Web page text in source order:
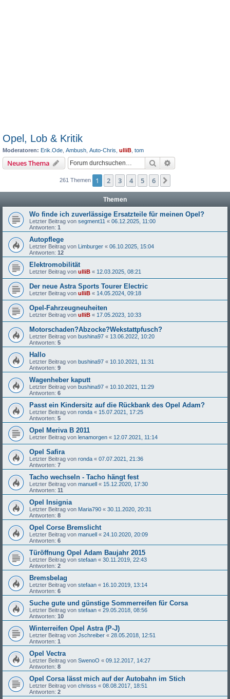
Opel, Lob & Kritik
Moderatoren: Erik.Ode Ambush Auto-Chris ulliB tom
Neues Thema Suche
261 Themen 1 2 3 4 5 6
Themen
Wo finde ich zuverlässige Ersatzteile für meinen Opel?
Letzter Beitrag von segment11 « 06.12.2025, 11:00
Antworten: 1
Autopflege
Letzter Beitrag von Limburger « 06.10.2025, 15:04
Antworten: 12
Elektromobilität
Letzter Beitrag von ulliB « 12.03.2025, 08:21
Der neue Astra Sports Tourer Electric
Letzter Beitrag von ulliB « 14.05.2024, 09:18
Opel-Fahrzeugneuheiten
Letzter Beitrag von ulliB « 17.05.2023, 10:33
Motorschaden?Abzocke?Wekstattpfusch?
Letzter Beitrag von bushina97 « 13.06.2022, 10:20
Antworten: 5
Hallo
Letzter Beitrag von bushina97 « 10.10.2021, 11:31
Antworten: 9
Wagenheber kaputt
Letzter Beitrag von bushina97 « 10.10.2021, 11:29
Antworten: 6
Passt ein Kindersitz auf die Rückbank des Opel Adam?
Letzter Beitrag von ronda « 15.07.2021, 17:25
Antworten: 5
Opel Meriva B 2011
Letzter Beitrag von lenamorgen « 12.07.2021, 11:14
Opel Safira
Letzter Beitrag von ronda « 07.07.2021, 21:36
Antworten: 7
Tacho wechseln - Tacho hängt fest
Letzter Beitrag von manuell « 15.12.2020, 17:30
Antworten: 11
Opel Insignia
Letzter Beitrag von Maria790 « 30.11.2020, 20:31
Antworten: 8
Opel Corse Bremslicht
Letzter Beitrag von manuell « 24.10.2020, 20:09
Antworten: 6
Türöffnung Opel Adam Baujahr 2015
Letzter Beitrag von stefaan « 30.11.2019, 22:43
Antworten: 2
Bremsbelag
Letzter Beitrag von stefaan « 16.10.2019, 13:14
Antworten: 6
Suche gute und günstige Sommerreifen für Corsa
Letzter Beitrag von stefaan « 29.05.2018, 08:56
Antworten: 10
Winterreifen Opel Astra (P-J)
Letzter Beitrag von Jschreiber « 28.05.2018, 12:51
Antworten: 1
Opel Vectra
Letzter Beitrag von SwenoO « 09.12.2017, 14:27
Antworten: 8
Opel Corsa lässt mich auf der Autobahn im Stich
Letzter Beitrag von chrisss « 08.08.2017, 18:51
Antworten: 2